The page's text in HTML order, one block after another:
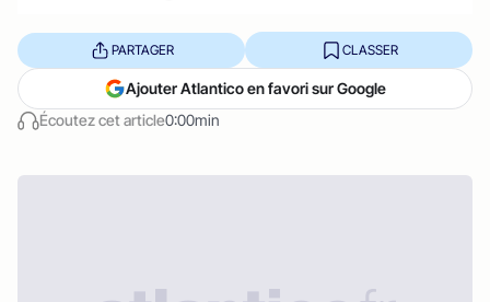
Écoutez cet article0:00min
PARTAGER CLASSER
Ajouter Atlantico en favori sur Google